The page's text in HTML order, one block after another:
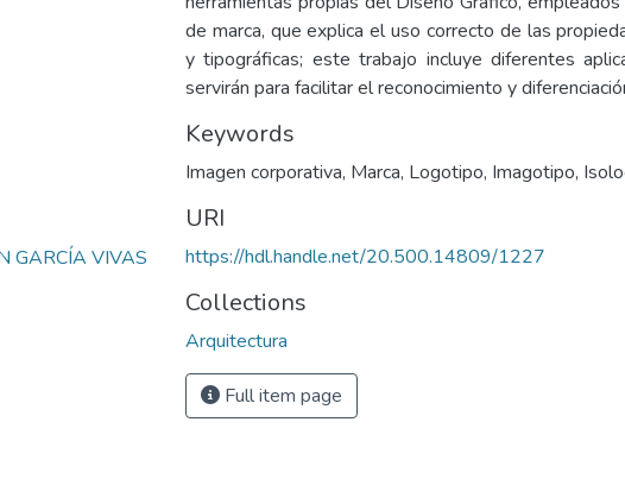
GARCÍA VIVAS
de marca, que explica el uso correcto de las
y tipográficas; este trabajo incluye diferentes
servirán para facilitar el reconocimiento y
Keywords
Imagen corporativa, Marca, Logotipo, Imagotipo,
URI
https://hdl.handle.net/20.500.14809/1227
Collections
Arquitectura
Full item page